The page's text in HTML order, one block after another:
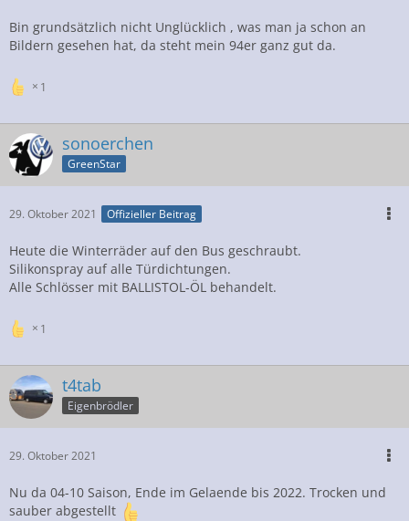
Bin grundsätzlich nicht Unglücklich , was man ja schon an
Bildern gesehen hat, da steht mein 94er ganz gut da.
1
sonoerchen
GreenStar
29. Oktober 2021 Offizieller Beitrag
Heute die Winterräder auf den Bus geschraubt.
Silikonspray auf alle Türdichtungen.
Alle Schlösser mit BALLISTOL-ÖL behandelt.
1
t4tab
Eigenbrödler
29. Oktober 2021
Nu da 04-10 Saison, Ende im Gelaende bis 2022. Trocken und
sauber abgestellt